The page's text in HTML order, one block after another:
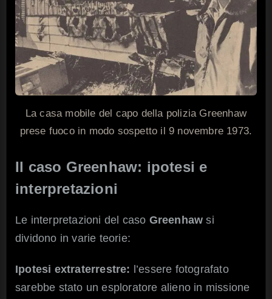
La casa mobile del capo della polizia Greenhaw
prese fuoco in modo sospetto il 9 novembre 1973.
Il caso Greenhaw: ipotesi e
interpretazioni
Le interpretazioni del caso Greenhaw si
dividono in varie teorie:
Ipotesi extraterrestre: l’essere fotografato
sarebbe stato un esploratore alieno in missione